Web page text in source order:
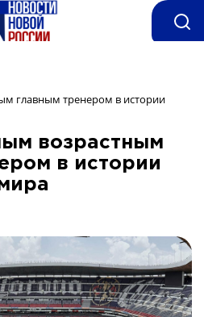
главным тренером в истории
возрастным
в истории